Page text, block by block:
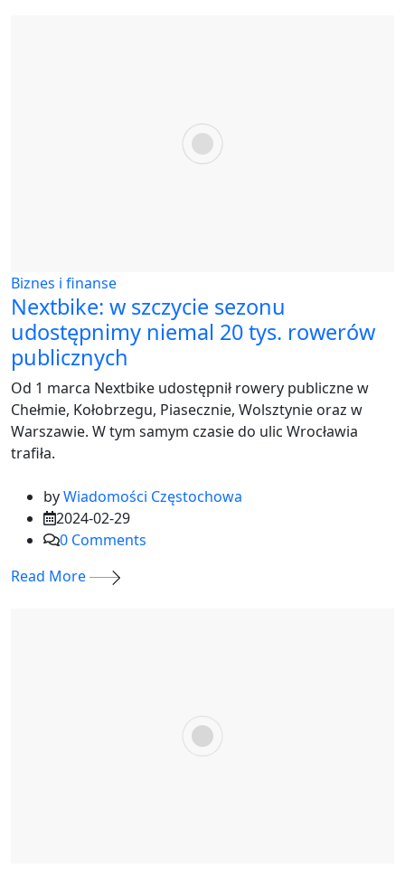
Biznes i finanse
Nextbike: w szczycie sezonu
udostępnimy niemal 20 tys. rowerów
publicznych
Od 1 marca Nextbike udostępnił rowery publiczne w
Chełmie, Kołobrzegu, Piasecznie, Wolsztynie oraz w
Warszawie. W tym samym czasie do ulic Wrocławia
trafiła.
byWiadomości Częstochowa
2024-02-29
0 Comments
Read More